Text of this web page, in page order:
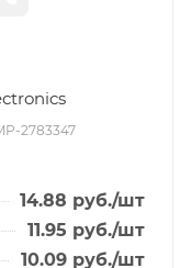
2783347
14.88 руб./шт
11.95 руб./шт
10.09 руб./шт